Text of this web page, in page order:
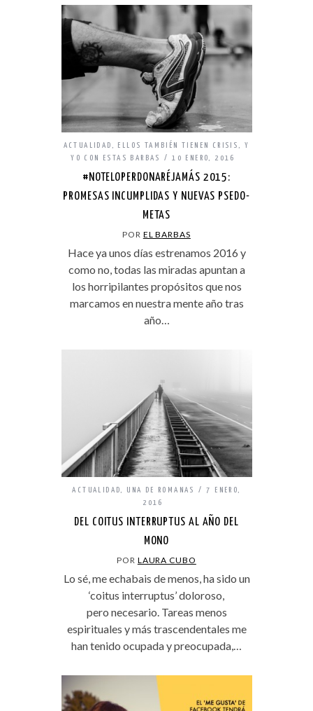
ACTUALIDAD , ELLOS TAMBIÉN TIENEN CRISIS ,Y
YO CON ESTAS BARBAS
10 ENERO, 2016
#NOTELOPERDONARÉJAMÁS 2015:
PROMESAS INCUMPLIDAS Y NUEVAS PSEDO-
METAS
POR EL BARBAS
Hace ya unos días estrenamos 2016 y
como no, todas las miradas apuntan a
los horripilantes propósitos que nos
marcamos en nuestra mente año tras
año…
ACTUALIDAD, UNA DE ROMANAS
7 ENERO,
2016
DEL COITUS INTERRUPTUS AL AÑO DEL
MONO
POR LAURA CUBO
Lo sé, me echabais de menos, ha sido un
‘coitus interruptus’ doloroso,
pero necesario. Tareas menos
espirituales y más trascendentales me
han tenido ocupada y preocupada,…